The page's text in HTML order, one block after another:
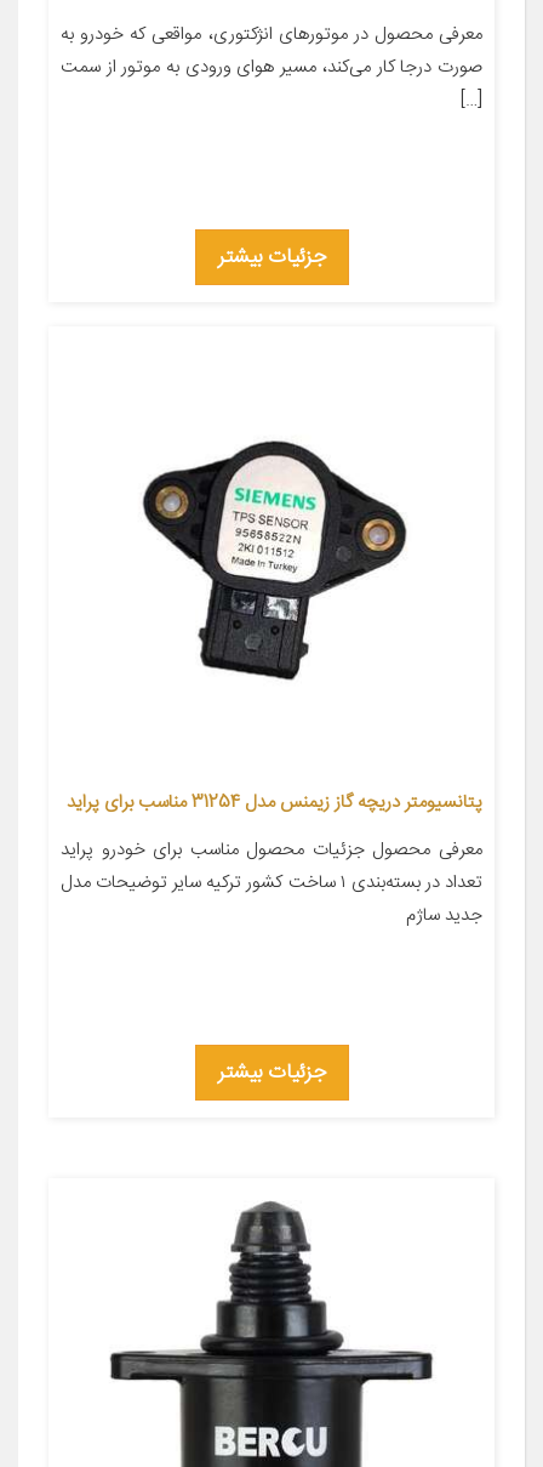
معرفی محصول در موتورهای انژکتوری، مواقعی که خودرو به
صورت درجا کار می‌کند، مسیر هوای ورودی به موتور از سمت
[…]
جزئیات بیشتر
پتانسیومتر دریچه گاز زیمنس مدل 31254 مناسب برای پراید
معرفی محصول جزئیات محصول مناسب برای خودرو پراید
تعداد در بسته‌بندی ۱ ساخت کشور ترکیه سایر توضیحات مدل
جدید ساژم
جزئیات بیشتر